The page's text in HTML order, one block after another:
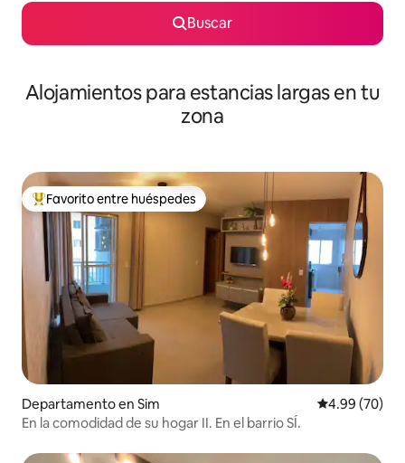
Buscar
Alojamientos para estancias largas en tu
zona
De los mejores en Favorito entre huéspedes
Favorito entre huéspedes
Departamento en Sim Calificación
4.99 (70)
En la comodidad de su hogar II. En el barrio SÍ.